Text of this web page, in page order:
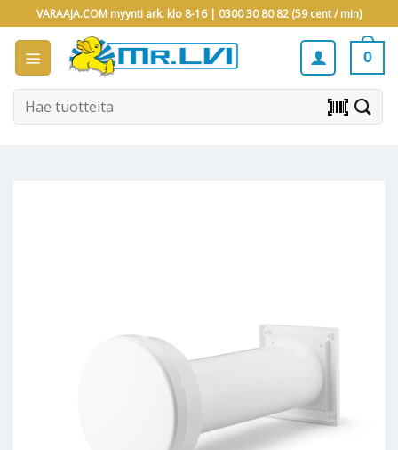
to
content
VARAAJA.COM myynti ark. klo 8-16 | 0300 30 80 82 (59 cent / min)
0
Etsi: barcode_scanner